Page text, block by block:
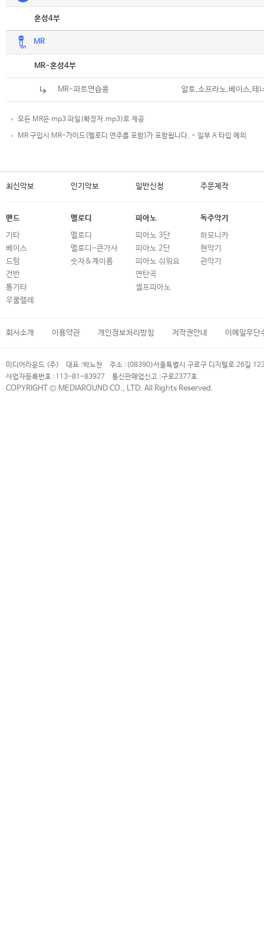
혼성4부
MR
MR-혼성4부
MR-파트연습용 알토,소프라노,베이스,테
모든 MR은 mp3 파일(확장자.mp3)로 제공
MR 구입시 MR-가이드(멜로디 연주를 포함)가 포함됩니다. - 일부 A 타입 예외
최신악보 인기악보 일반신청 주문제작
밴드
기타
베이스
드럼
건반
통기타
우쿨렐레
멜로디
멜로디
멜로디-큰가사
숫자&계이름
피아노
피아노 3단
피아노 2단
피아노 쉬워요
연탄곡
셀프피아노
독주악기
하모니카
현악기
관악기
회사소개 이용약관 개인정보처리방침 저작권안내 이메일무단
미디어라운드 (주) 대표 :박노찬 주소 : (08390)서울특별시 구로구 디지털로 26길
사업자등록번호 :113-81-83927 통신판매업신고 :구로2377호
COPYRIGHT © MEDIAROUND CO., LTD. All Rights Reserved.